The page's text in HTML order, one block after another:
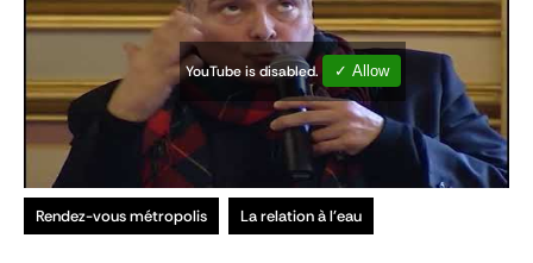
YouTube is disabled. ✓ Allow
Rendez-vous métropolis La relation à l'eau